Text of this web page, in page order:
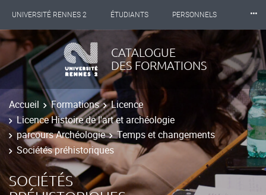
UNIVERSITÉ RENNES 2 ÉTUDIANTS PERSONNELS
INTERNATIONAL PROFESSIONNELS BIBLIOTHÈQUES
LES NOUVELLES DE RENNES 2
⸱⸱⸱
CATALOGUE
DES FORMATIONS
Accueil Formations
Licence
Licence Histoire de l'art et archéologie
parcours Archéologie
Temps et changements
Sociétés préhistoriques
SOCIÉTÉS